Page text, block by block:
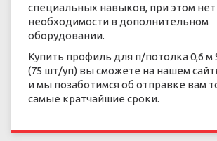
специальных навыков, при этом нет
необходимости в дополнительном
оборудовании.
Купить профиль для п/потолка 0,6 м
(75 шт/уп) вы сможете на нашем
и мы позаботимся об отправке вам
самые кратчайшие сроки.